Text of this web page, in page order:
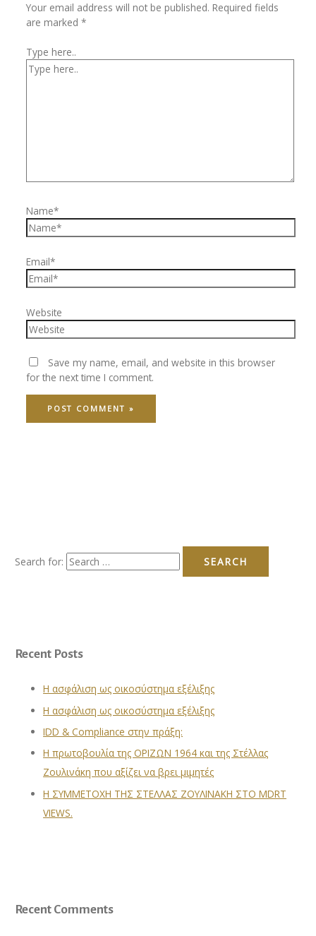
Your email address will not be published. Required fields
are marked *
Type here..
Name*
Email*
Website
Save my name, email, and website in this browser
for the next time I comment.
Search for:
Recent Posts
Η ασφάλιση ως οικοσύστημα εξέλιξης
Η ασφάλιση ως οικοσύστημα εξέλιξης
IDD & Compliance στην πράξη:
Η πρωτοβουλία της ΟΡΙΖΩΝ 1964 και της Στέλλας
Ζουλινάκη που αξίζει να βρει μιμητές
Η ΣΥΜΜΕΤΟΧΗ ΤΗΣ ΣΤΕΛΛΑΣ ΖΟΥΛΙΝΑΚΗ ΣΤΟ MDRT
VIEWS.
Recent Comments